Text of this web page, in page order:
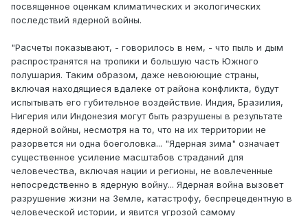
посвященное оценкам климатических и экологических
последствий ядерной войны.
"Расчеты показывают, - говорилось в нем, - что пыль и дым
распространятся на тропики и большую часть Южного
полушария. Таким образом, даже невоюющие страны,
включая находящиеся вдалеке от района конфликта, будут
испытывать его губительное воздействие. Индия, Бразилия,
Нигерия или Индонезия могут быть разрушены в результате
ядерной войны, несмотря на то, что на их территории не
разорвется ни одна боеголовка... "Ядерная зима" означает
существенное усиление масштабов страданий для
человечества, включая нации и регионы, не вовлеченные
непосредственно в ядерную войну... Ядерная война вызовет
разрушение жизни на Земле, катастрофу, беспрецедентную в
человеческой истории, и явится угрозой самому